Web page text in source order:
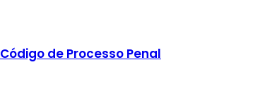
Código de Processo Penal